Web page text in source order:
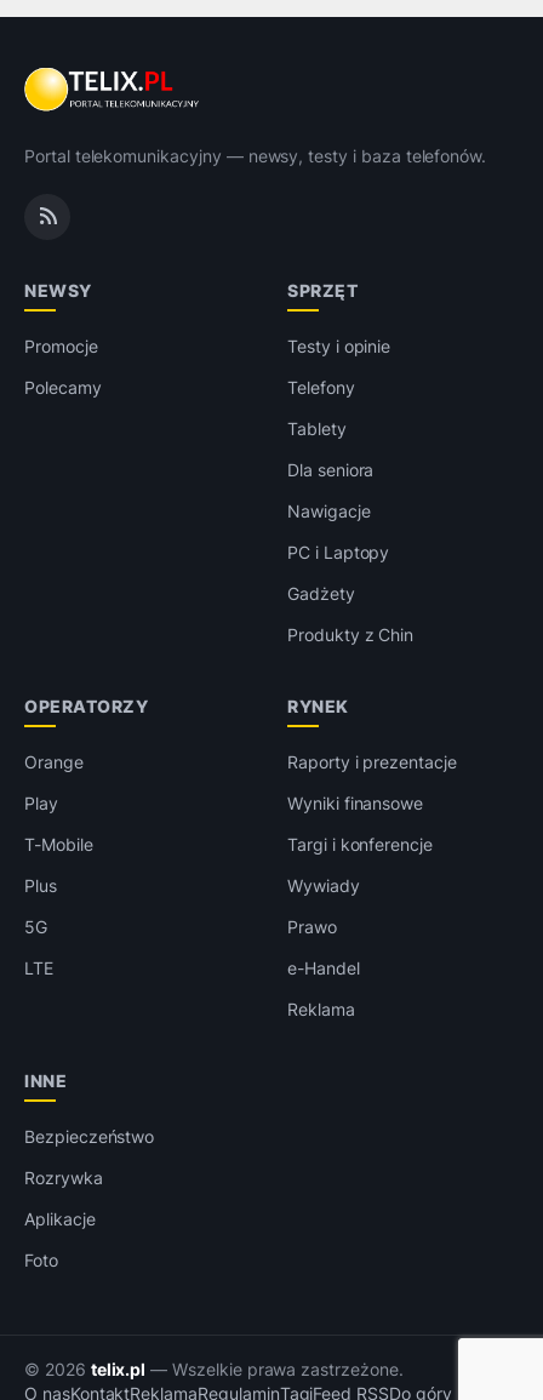
Portal telekomunikacyjny — newsy, testy i baza telefonów.
NEWSY
Promocje
Polecamy
SPRZĘT
Testy i opinie
Telefony
Tablety
Dla seniora
Nawigacje
PC i Laptopy
Gadżety
Produkty z Chin
OPERATORZY
Orange
Play
T-Mobile
Plus
5G
LTE
RYNEK
Raporty i prezentacje
Wyniki finansowe
Targi i konferencje
Wywiady
Prawo
e-Handel
Reklama
INNE
Bezpieczeństwo
Rozrywka
Aplikacje
Foto
© 2026 telix.pl — Wszelkie prawa zastrzeżone.
O nasKontaktReklamaRegulaminTagiFeed RSSDo góry ↑